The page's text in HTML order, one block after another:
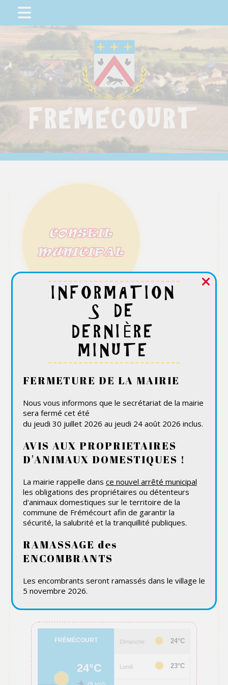
FRÉMÉCOURT
CONSEIL
MUNICIPAL
Lors des élections municipales de mars 2026, une
nouvelle équipe a été élue à Frémécourt.
SURVEILLANC
E CITOYENNE
La commune participe au réseau "Participation
citoyenne".
Ce réseau fondé sur le bénévolat permet de
surveiller les agissements suspects au niveau de la
Si vous constatez une activité anormale, contactez
Grâce a ce dispositif, les cambriolages ont
quasiment disparu depuis deux ans !
INFORMATION
S DE
DERNIÈRE
MINUTE
FERMETURE DE LA MAIRIE
Nous vous informons que le secrétariat de la mairie
sera fermé cet été
du jeudi 30 juillet 2026 au jeudi 24 août 2026 inclus.
AVIS AUX PROPRIETAIRES
D'ANIMAUX DOMESTIQUES !
La mairie rappelle dans ce nouvel arrêté municipal
les obligations des propriétaires ou détenteurs
d'animaux domestiques sur le territoire de la
commune de Frémécourt afin de garantir la
sécurité, la salubrité et la tranquillité publiques.
RAMASSAGE des
ENCOMBRANTS
Les encombrants seront ramassés dans le village le
5 novembre 2026.